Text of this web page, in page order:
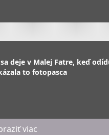
sa deje v Malej Fatre, keď
to fotopasca
viac